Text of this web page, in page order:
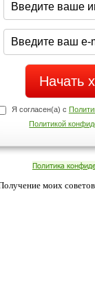
Нет
Телефоны
+7
cookies.